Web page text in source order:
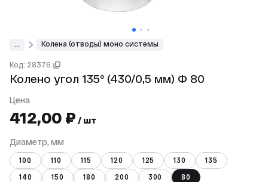
Колена (отводы) моно системы
Код: 28376
Колено угол 135° (430/0,5 мм) Ф 80
Цена
412,00 ₽ / шт
Диаметр, мм
100 110 115 120 125 130
135
140
150 180 200 300 80